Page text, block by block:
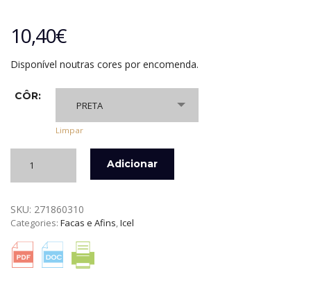
10,40€
Disponível noutras cores por encomenda.
CÔR:
PRETA
Limpar
FACA
LEGUMES
TECHNIK
Adicionar
SKU: 271860310
Categories: Facas e Afins,Icel